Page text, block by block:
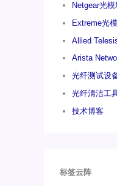
Netgear光模
Extreme光
Allied
Arista
光纤测试设
光纤清洁工
技术博客
标签云阵